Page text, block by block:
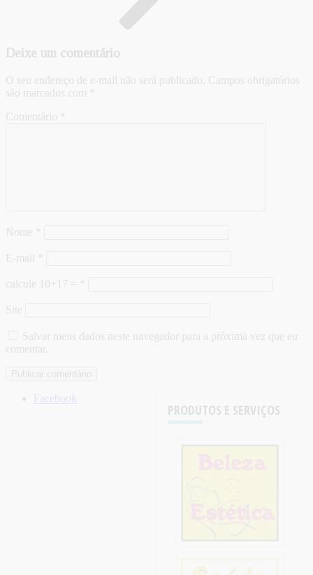
Deixe um comentário
O seu endereço de e-mail não será publicado. Campos obrigatórios
são marcados com
Comentário
Nome
E-mail
calcule 10+17 =
Site
Salvar meus dados neste navegador para a próxima vez que eu
comentar.
PRODUTOS E SERVIÇOS
Facebook